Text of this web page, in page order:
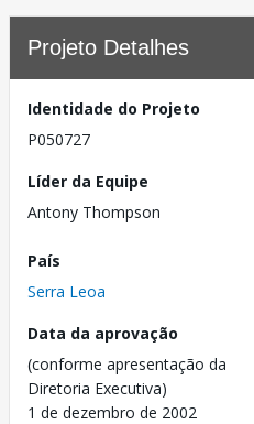
Projeto Detalhes
Identidade do Projeto
P050727
Líder da Equipe
Antony Thompson
País
Serra Leoa
Data da aprovação
(conforme apresentação da
Diretoria Executiva)
1 de dezembro de 2002